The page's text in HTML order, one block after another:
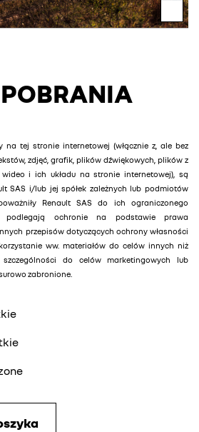
na tej stronie internetowej (włącznie z, ale bez
zdjęć, grafik, plików dźwiękowych, plików z
i ich układu na stronie internetowej), są
SAS i/lub jej spółek zależnych lub podmiotów
Renault SAS do ich ograniczonego
podlegają ochronie na podstawie prawa
przepisów dotyczących ochrony własności
ww. materiałów do celów innych niż
do celów marketingowych lub
zabronione.